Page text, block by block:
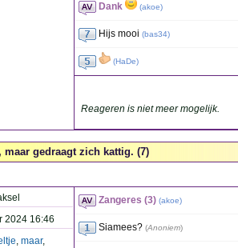
Dank (akoe)
Hijs mooi (bas34)
(HaDe)
Reageren is niet meer mogelijk.
gedraagt zich kattig. (7)
2024 16:46
, maar,
Zangeres (3) (akoe)
Siamees? (Anoniem)